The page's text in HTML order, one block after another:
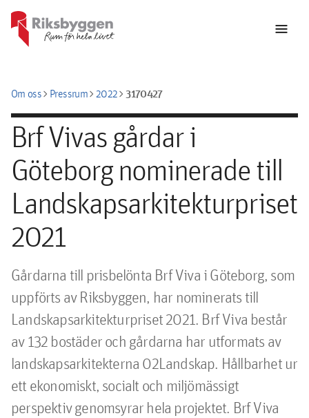
menu
Om osschevron_rightPressrumchevron_right2022chevron_right3170427
Brf Vivas gårdar i
Göteborg nominerade till
Landskapsarkitekturpriset
2021
Gårdarna till prisbelönta Brf Viva i Göteborg, som
uppförts av Riksbyggen, har nominerats till
Landskapsarkitekturpriset 2021. Brf Viva består
av 132 bostäder och gårdarna har utformats av
landskapsarkitekterna 02Landskap. Hållbarhet ur
ett ekonomiskt, socialt och miljömässigt
perspektiv genomsyrar hela projektet. Brf Viva